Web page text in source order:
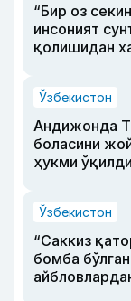
“Бир оз
инсоният
қолишидан
Ўзбекистон
Андижонда
боласини
ҳукми ўқилди
Ўзбекистон
“Саккиз
бомба